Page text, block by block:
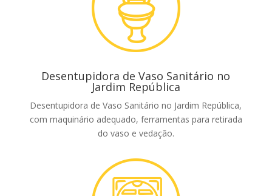
Desentupidora de Vaso Sanitário no
Jardim República
Desentupidora de Vaso Sanitário no Jardim República,
com maquinário adequado, ferramentas para retirada
do vaso e vedação.